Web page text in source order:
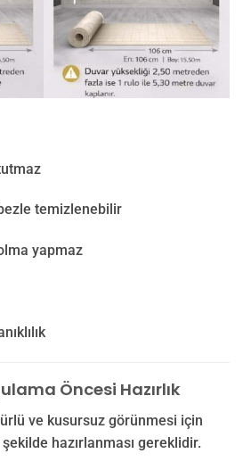
temizlenebilir
yapmaz
Öncesi Hazırlık
ve kusursuz görünmesi için
hazırlanması gereklidir.